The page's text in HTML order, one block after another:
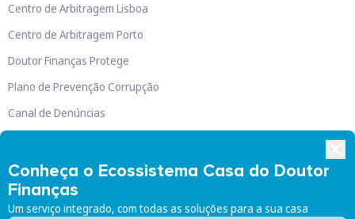
Conheça o Ecossistema Casa do Doutor
Finanças
Um serviço integrado, com todas as soluções para a sua casa
Centro de Arbitragem Lisboa
Centro de Arbitragem Porto
Doutor Finanças Protege
Plano de Prevenção Corrupção
Canal de Denúncias